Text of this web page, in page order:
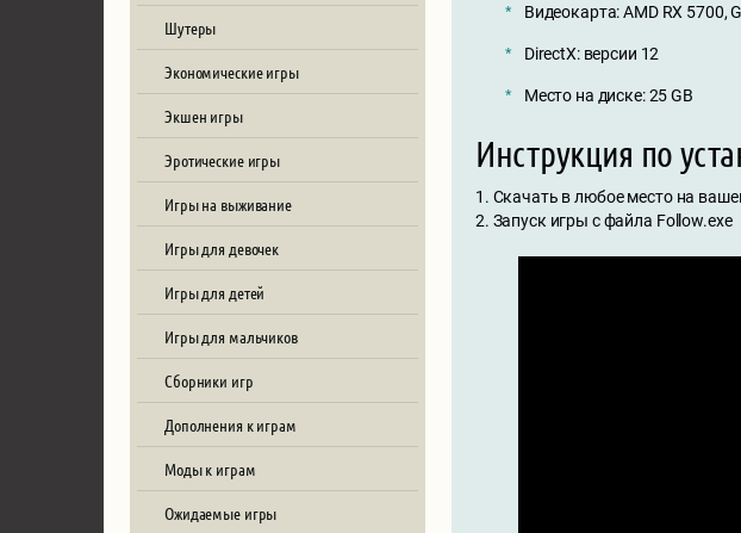
Шутеры
Экономические игры
Экшен игры
Эротические игры
Игры на выживание
Игры для девочек
Игры для детей
Игры для мальчиков
Сборники игр
Дополнения к играм
Моды к играм
Ожидаемые игры
Видеокарта: AMD RX 5700,
DirectX: версии 12
Место на диске: 25 GB
Инструкция по
1. Скачать в любое место на
2. Запуск игры с файла Follow.exe